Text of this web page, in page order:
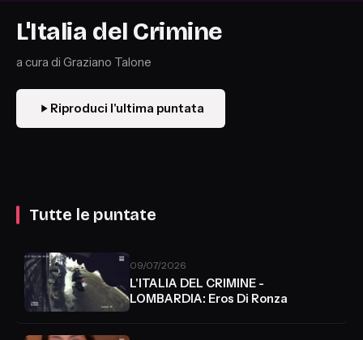
L'Italia del Crimine
a cura di Graziano Talone
Riproduci l'ultima puntata
Tutte le puntate
09/07/2026
L'ITALIA DEL CRIMINE -
LOMBARDIA: Eros Di Ronza